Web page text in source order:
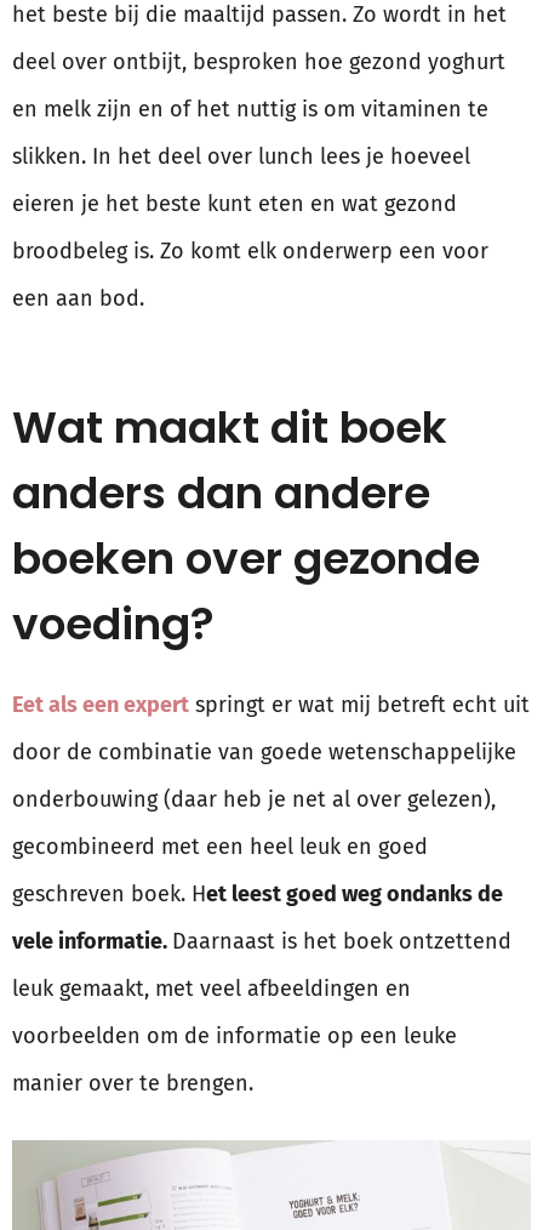
het beste bij die maaltijd passen. Zo wordt in het
deel over ontbijt, besproken hoe gezond yoghurt
en melk zijn en of het nuttig is om vitaminen te
slikken. In het deel over lunch lees je hoeveel
eieren je het beste kunt eten en wat gezond
broodbeleg is. Zo komt elk onderwerp een voor
een aan bod.
Wat maakt dit boek
anders dan andere
boeken over gezonde
voeding?
Eet als een expert springt er wat mij betreft echt uit
door de combinatie van goede wetenschappelijke
onderbouwing (daar heb je net al over gelezen),
gecombineerd met een heel leuk en goed
geschreven boek. Het leest goed weg ondanks de
vele informatie. Daarnaast is het boek ontzettend
leuk gemaakt, met veel afbeeldingen en
voorbeelden om de informatie op een leuke
manier over te brengen.